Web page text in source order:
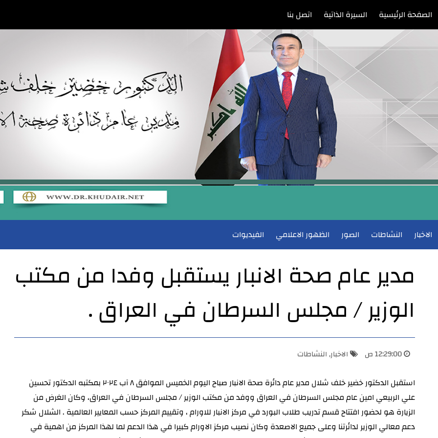
الصفحة الرئيسية السيرة الذاتية اتصل بنا
الاخبار النشاطات الصور الظهور الاعلامي الفيديوات
مدير عام صحة الانبار يستقبل وفدا من مكتب
الوزير / مجلس السرطان في العراق .
12:29:00 ص الاخبار,النشاطات
استقبل الدكتور خضير خلف شلال مدير عام دائرة صحة الانبار صباح اليوم الخميس الموافق ٨ آب ٢٠٢٤ بمكتبه الدكتور تحسين
علي الربيعي امين عام مجلس السرطان في العراق ووفد من مكتب الوزير / مجلس السرطان في العراق، وكان الغرض من
الزيارة هو لحضور افتتاح قسم تدريب طلاب البورد في مركز الانبار للاورام ، وتقييم المركز حسب المعايير العالمية . الشلال شكر
دعم معالي الوزير لدائرتنا وعلى جميع الاصعدة وكان نصيب مركز الاورامكبيرا في هذا الدعم لما لهذا المركز من اهمية في